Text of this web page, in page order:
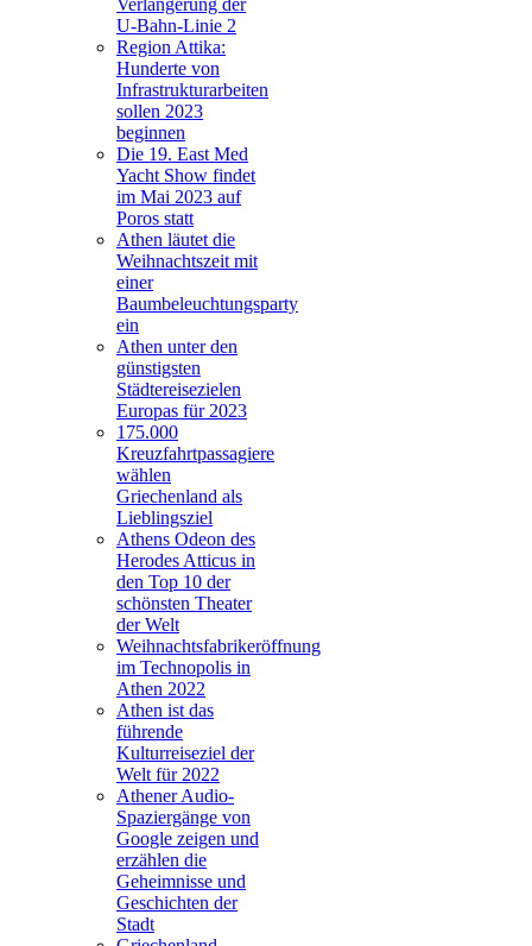
Verlängerung der
U-Bahn-Linie 2
Region Attika:
Hunderte von
Infrastrukturarbeiten
sollen 2023
beginnen
Die 19. East Med
Yacht Show findet
im Mai 2023 auf
Poros statt
Athen läutet die
Weihnachtszeit mit
einer
Baumbeleuchtungsparty
ein
Athen unter den
günstigsten
Städtereisezielen
Europas für 2023
175.000
Kreuzfahrtpassagiere
wählen
Griechenland als
Lieblingsziel
Athens Odeon des
Herodes Atticus in
den Top 10 der
schönsten Theater
der Welt
Weihnachtsfabrikeröffnung
im Technopolis in
Athen 2022
Athen ist das
führende
Kulturreiseziel der
Welt für 2022
Athener Audio-
Spaziergänge von
Google zeigen und
erzählen die
Geheimnisse und
Geschichten der
Stadt